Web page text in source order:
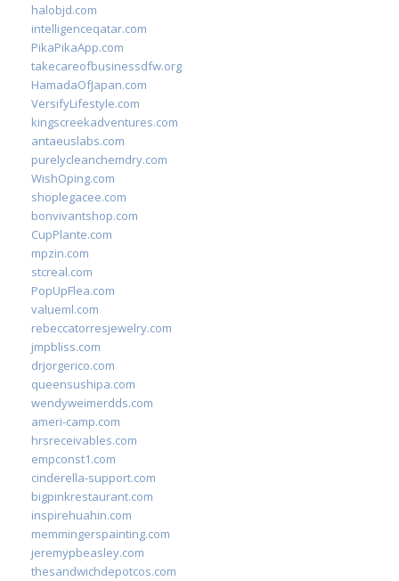
halobjd.com
intelligenceqatar.com
PikaPikaApp.com
takecareofbusinessdfw.org
HamadaOfJapan.com
VersifyLifestyle.com
kingscreekadventures.com
antaeuslabs.com
purelycleanchemdry.com
WishOping.com
shoplegacee.com
bonvivantshop.com
CupPlante.com
mpzin.com
stcreal.com
PopUpFlea.com
valueml.com
rebeccatorresjewelry.com
jmpbliss.com
drjorgerico.com
queensushipa.com
wendyweimerdds.com
ameri-camp.com
hrsreceivables.com
empconst1.com
cinderella-support.com
bigpinkrestaurant.com
inspirehuahin.com
memmingerspainting.com
jeremypbeasley.com
thesandwichdepotcos.com